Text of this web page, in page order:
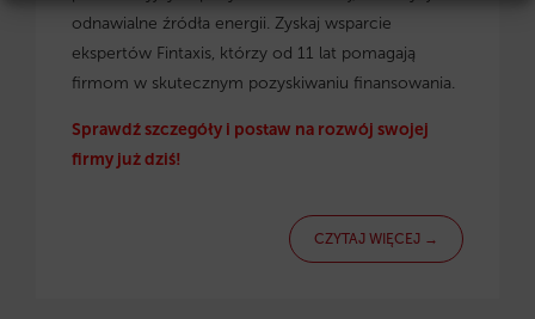
odnawialne źródła energii. Zyskaj wsparcie
ekspertów Fintaxis, którzy od 11 lat pomagają
firmom w skutecznym pozyskiwaniu finansowania.
Sprawdź szczegóły i postaw na rozwój swojej
firmy już dziś!
CZYTAJ WIĘCEJ →